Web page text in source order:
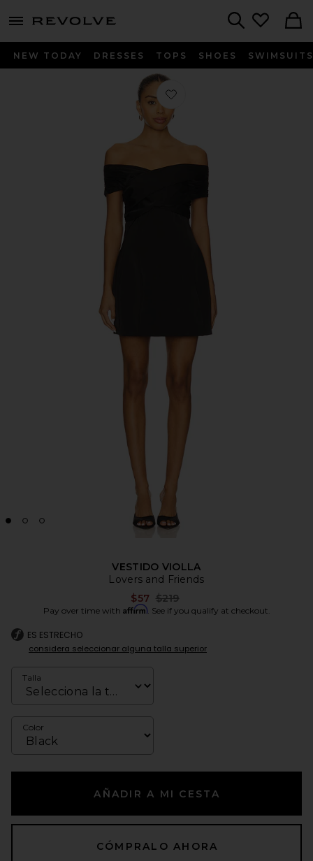
menu - shows more content
NEW TODAY DRESSES TOPS SHOES SWIMSUITS
Favorito VESTIDO VIOLLA
VESTIDO VIOLLA
Lovers and Friends
$57 Previous price:
$219
Pay over time with Affirm. See if you qualify at checkout.
ES ESTRECHO
considera seleccionar alguna talla superior
Talla
Color
AÑADIR A MI CESTA
CÓMPRALO AHORA